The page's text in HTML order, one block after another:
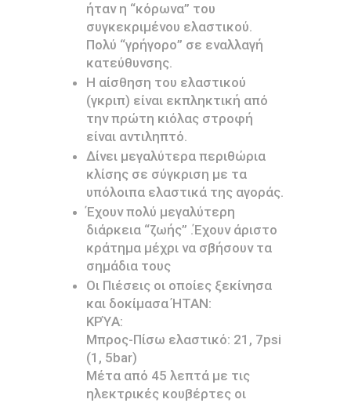
ήταν η “κόρωνα” του
συγκεκριμένου ελαστικού.
Πολύ “γρήγορο” σε εναλλαγή
κατεύθυνσης.
Η αίσθηση του ελαστικού
(γκριπ) είναι εκπληκτική από
την πρώτη κιόλας στροφή
είναι αντιληπτό.
Δίνει μεγαλύτερα περιθώρια
κλίσης σε σύγκριση με τα
υπόλοιπα ελαστικά της αγοράς.
Έχουν πολύ μεγαλύτερη
διάρκεια “ζωής” .Έχουν άριστο
κράτημα μέχρι να σβήσουν τα
σημάδια τους
Οι Πιέσεις οι οποίες ξεκίνησα
και δοκίμασα ΉΤΑΝ:
ΚΡΎΑ:
Μπρος-Πίσω ελαστικό: 21, 7psi
(1, 5bar)
Μέτα από 45 λεπτά με τις
ηλεκτρικές κουβέρτες οι